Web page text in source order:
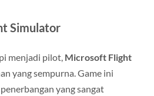
Simulator
menjadi pilot, Microsoft Flight
yang sempurna. Game ini
yang sangat